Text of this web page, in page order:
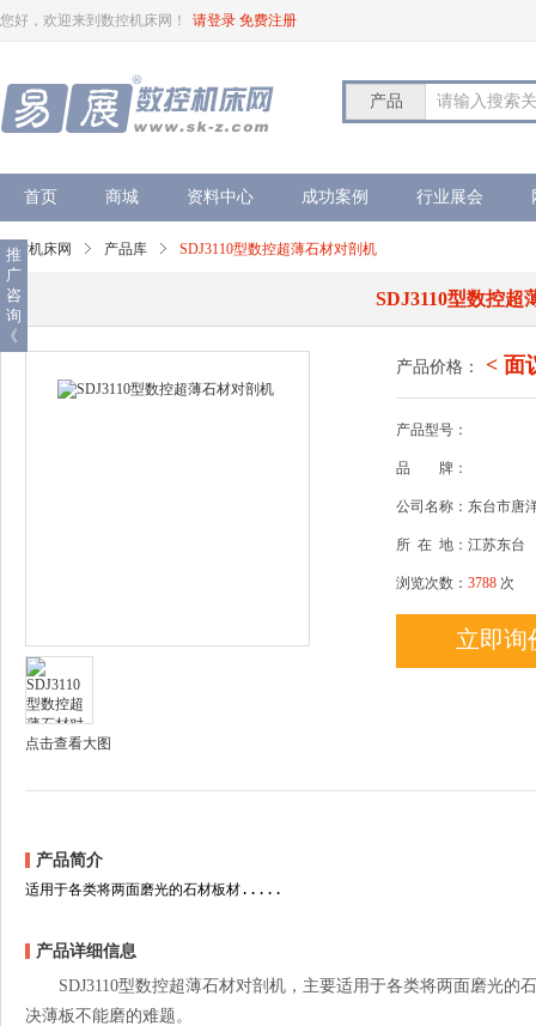
您好，欢迎来到数控机床网！ 请登录 免费注册
产品 请输入搜索
首页 商城 资料中心 成功案例 行业展会
数控机床网 产品库 SDJ3110型数控超薄石材对剖机
SDJ3110型数控超
点击查看大图
产品价格： < 面
产品型号：
品 牌：
公司名称：东台市唐
所 在 地：江苏东台
浏览次数： 3788 次
立即询
产品简介
适用于各类将两面磨光的石材板材.....
产品详细信息
SDJ3110型数控超薄石材对剖机，主要适用于各类将两面磨光的
决薄板不能磨的难题。
推
广
咨
询
《